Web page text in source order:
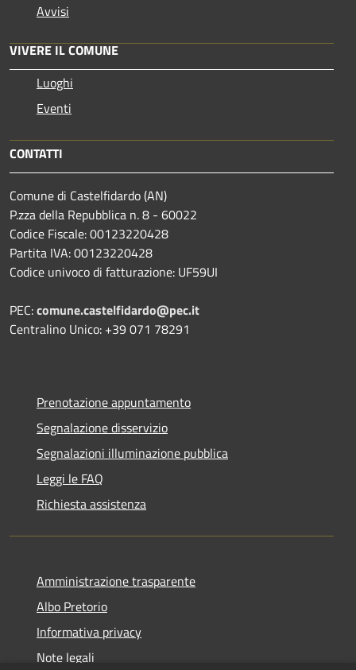
Avvisi
VIVERE IL COMUNE
Luoghi
Eventi
CONTATTI
Comune di Castelfidardo (AN)
P.zza della Repubblica n. 8 - 60022
Codice Fiscale: 00123220428
Partita IVA: 00123220428
Codice univoco di fatturazione: UF59UI
PEC:comune.castelfidardo@pec.it
Centralino Unico: +39 071 78291
Prenotazione appuntamento
Segnalazione disservizio
Segnalazioni illuminazione pubblica
Leggi le FAQ
Richiesta assistenza
Amministrazione trasparente
Albo Pretorio
Informativa privacy
Note legali